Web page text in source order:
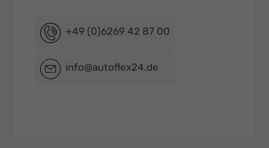
+49 (0)6269 42 87 00
info@autoflex24.de